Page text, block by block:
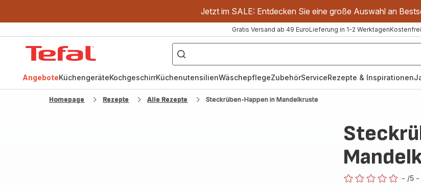
Jetzt im SALE: Entdecken Sie eine große Auswahl an
Gratis Versand ab 49 EuroLieferung in 1-2 Werktagen
["OptiGrill","Easy
Fry","Pfanne"]
AngeboteKüchengeräteKochgeschirrKüchenutensilienWäschepflegeZubehörServiceRezepte & Inspirationen
Homepage Rezepte Alle Rezepte Steckrüben-Happen in Mandelkruste
- /5 -